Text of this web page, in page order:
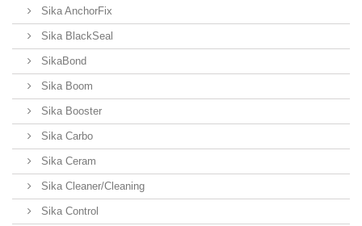
Sika AnchorFix
Sika BlackSeal
SikaBond
Sika Boom
Sika Booster
Sika Carbo
Sika Ceram
Sika Cleaner/Cleaning
Sika Control